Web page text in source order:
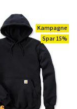
Kampagne
Spar 15%